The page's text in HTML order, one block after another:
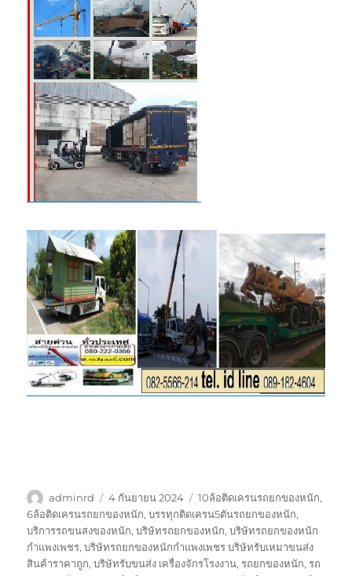
ผู้
เขียน
adminrd
เขียน
เมื่อ
4 กันยายน 2024
ป้าย
กำกับ
10ล้อติดเครนรถยกของหนัก,
6ล้อติดเครนรถยกของหนัก,บรรทุกติดเครน5ตันรถยกของหนัก,
บริการรถขนสงของหนัก,บริษัทรถยกของหนัก,บริษัทรถยกของหนัก
กำแพงเพชร,บริษัทรถยกของหนักกำแพงเพชร บริษัทรับเหมาขนส่ง
สินค้าราคาถูก,บริษัทรับขนส่ง เครื่องจักรโรงงาน,รถยกของหนัก,รถ